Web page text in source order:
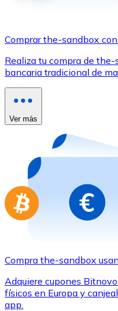
Utiliza tarjetas Visa
Comprar con tarjeta
Compra tarjetas
Ir a la tienda de
Comprar the-sandbox
Realiza tu compra de
bancaria tradicional de
Ver más
Compra the-sandbox
Adquiere cupones
físicos en Europa y
app.